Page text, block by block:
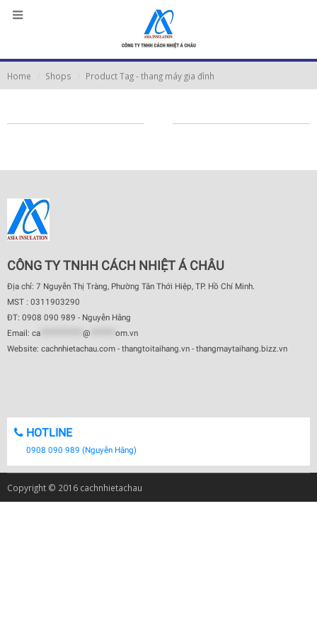
Home Shops Product Tag -thang máy gia đình
CÔNG TY TNHH CÁCH NHIỆT Á CHÂU
Địa chỉ: 7 Nguyễn Thị Tràng, Phường Tân Thới Hiệp, TP. Hồ Chí Minh.
MST : 0311903290
ĐT: 0908 090 989 - Nguyễn Hằng
Email: ca @
om.vn
Website: cachnhietachau.com - thangtoitaihang.vn - thangmaytaihang.bizz.vn
HOTLINE
0908 090 989 (Nguyễn Hằng)
Copyright © 2016 cachnhietachau